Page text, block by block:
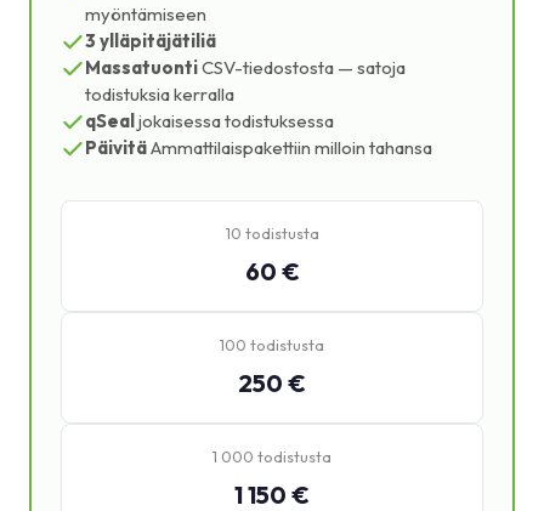
myöntämiseen
3 ylläpitäjä­tiliä
MassatuontiCSV-tiedostosta — satoja
todistuksia kerralla
qSealjokaisessa todistuksessa
PäivitäAmmattilaispakettiin milloin tahansa
10 todistusta
60 €
100 todistusta
250 €
1 000 todistusta
1 150 €